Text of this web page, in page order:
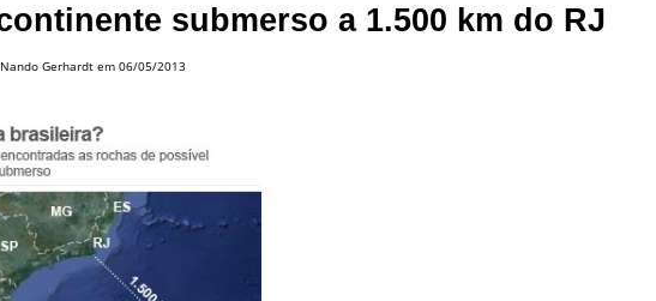
submerso a 1.500 km do RJ
Nando Gerhardt em 06/05/2013